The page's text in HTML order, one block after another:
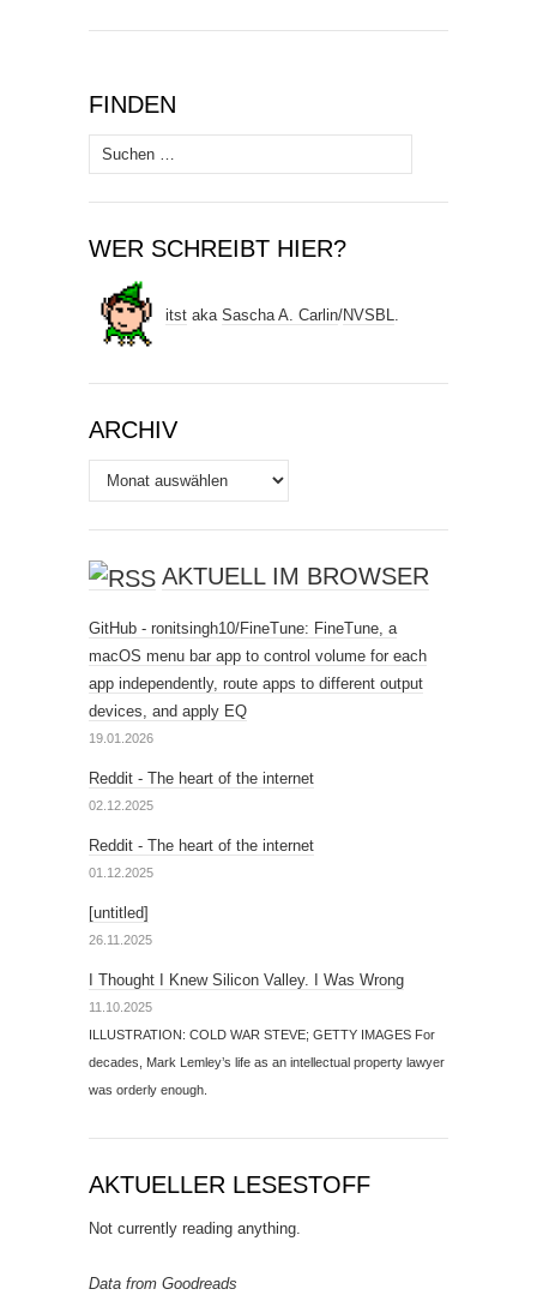
FINDEN
Suchen
nach:
WER SCHREIBT HIER?
itst aka Sascha A. Carlin/NVSBL.
ARCHIV
Archiv
AKTUELL IM BROWSER
GitHub - ronitsingh10/FineTune: FineTune, a
macOS menu bar app to control volume for each
app independently, route apps to different output
devices, and apply EQ
19.01.2026
Reddit - The heart of the internet
02.12.2025
Reddit - The heart of the internet
01.12.2025
[untitled]
26.11.2025
I Thought I Knew Silicon Valley. I Was Wrong
11.10.2025
ILLUSTRATION: COLD WAR STEVE; GETTY IMAGES For
decades, Mark Lemley’s life as an intellectual property lawyer
was orderly enough.
AKTUELLER LESESTOFF
Not currently reading anything.
Data from Goodreads